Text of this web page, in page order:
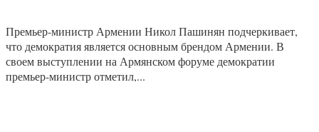
Премьер-министр Армении Никол Пашинян подчеркивает,
что демократия является основным брендом Армении. В
своем выступлении на Армянском форуме демократии
премьер-министр отметил,...